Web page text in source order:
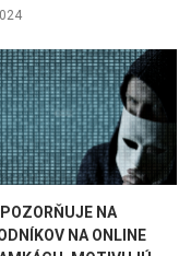
NA
NA ONLINE